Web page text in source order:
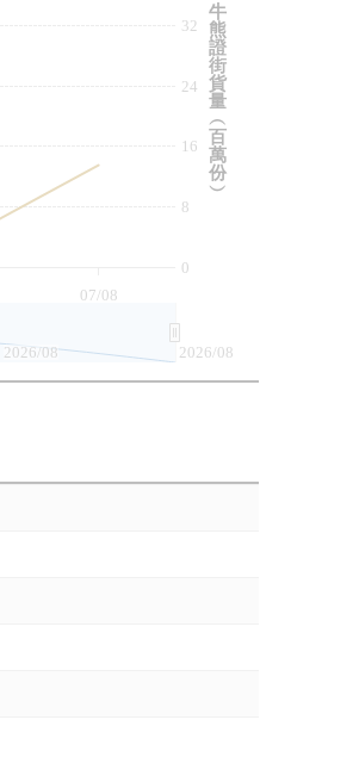
07/08
0
8
16
24
32
2026/08 2026/08
牛
熊
證
街
貨
量
︵
百
萬
份
︶